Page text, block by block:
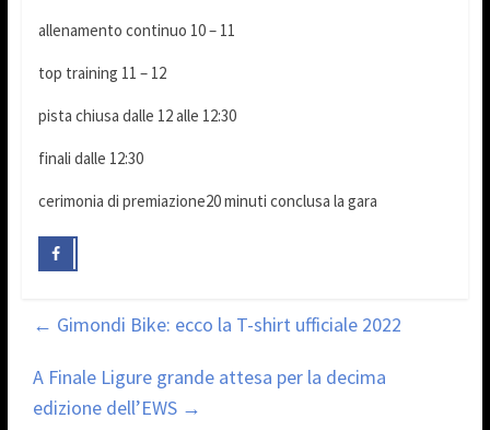
allenamento continuo 10 – 11
top training 11 – 12
pista chiusa dalle 12 alle 12:30
finali dalle 12:30
cerimonia di premiazione20 minuti conclusa la gara
← Gimondi Bike: ecco la T-shirt ufficiale 2022
A Finale Ligure grande attesa per la decima
edizione dell’EWS →